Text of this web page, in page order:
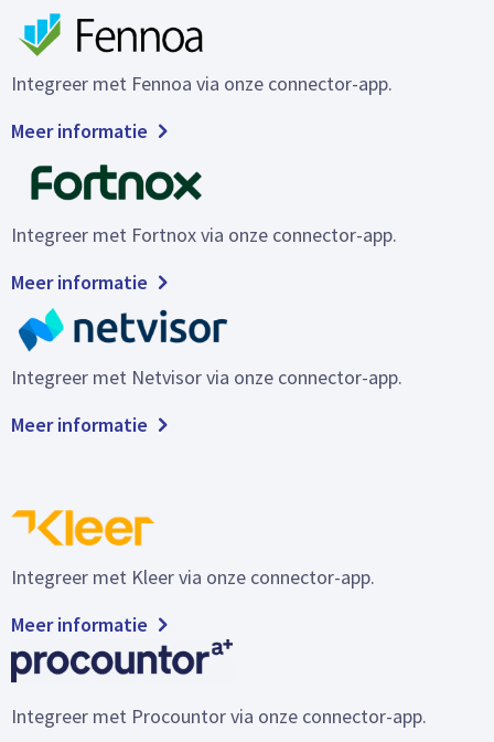
Integreer met Fennoa via onze connector-app.
Meer informatie
Integreer met Fortnox via onze connector-app.
Meer informatie
Integreer met Netvisor via onze connector-app.
Meer informatie
Integreer met Kleer via onze connector-app.
Meer informatie
Integreer met Procountor via onze connector-app.